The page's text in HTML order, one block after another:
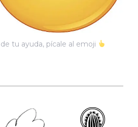
tu ayuda, pícale al emoji